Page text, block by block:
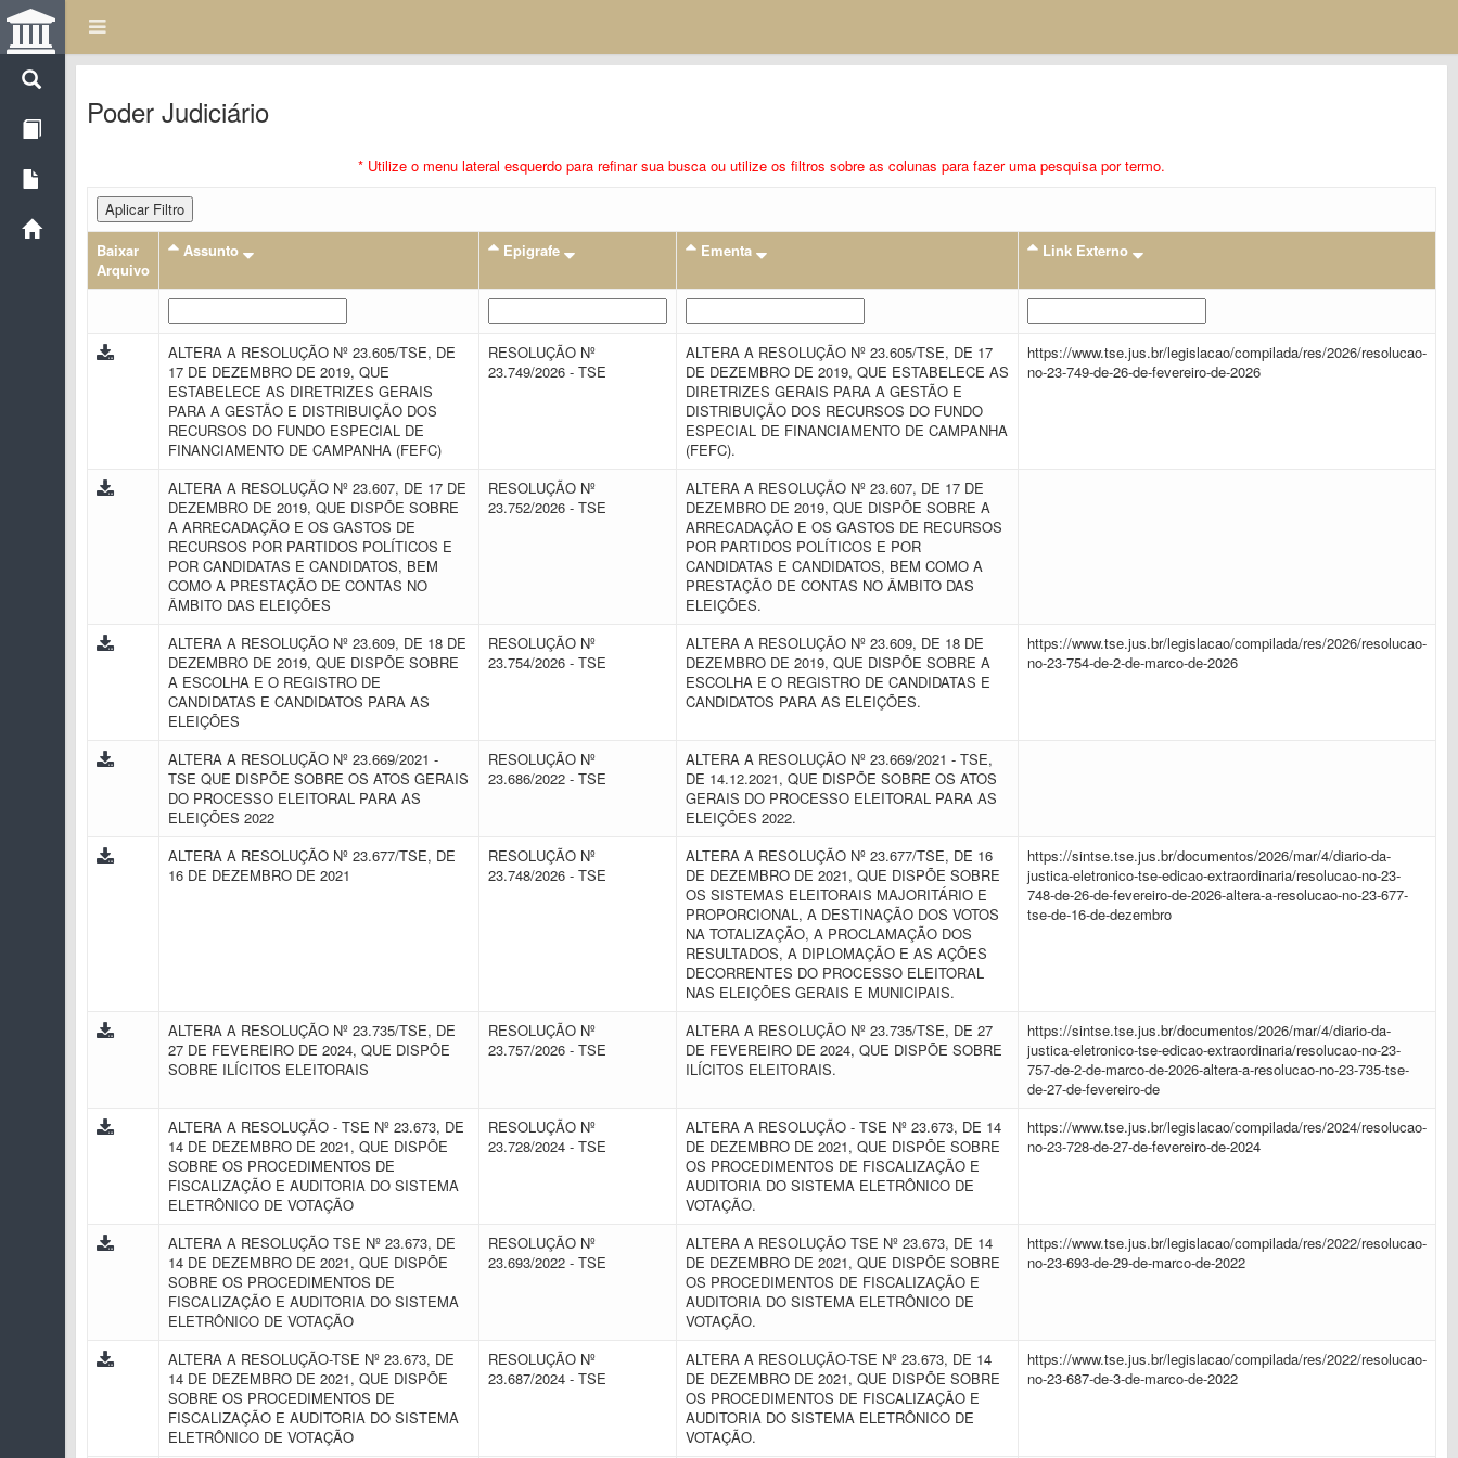
Poder Judiciário
* Utilize o menu lateral esquerdo para refinar sua busca ou utilize os filtros sobre as colunas para fazer uma pesquisa por termo.
Aplicar Filtro
Baixar
Arquivo
Assunto Epigrafe Ementa Link Externo
ALTERA A RESOLUÇÃO Nº 23.605/TSE, DE
17 DE DEZEMBRO DE 2019, QUE
ESTABELECE AS DIRETRIZES GERAIS
PARA A GESTÃO E DISTRIBUIÇÃO DOS
RECURSOS DO FUNDO ESPECIAL DE
FINANCIAMENTO DE CAMPANHA (FEFC)
RESOLUÇÃO Nº
23.749/2026 - TSE
ALTERA A RESOLUÇÃO Nº 23.605/TSE, DE 17
DE DEZEMBRO DE 2019, QUE ESTABELECE AS
DIRETRIZES GERAIS PARA A GESTÃO E
DISTRIBUIÇÃO DOS RECURSOS DO FUNDO
ESPECIAL DE FINANCIAMENTO DE CAMPANHA
(FEFC).
https://www.tse.jus.br/legislacao/compilada/res/2026/resolucao-
no-23-749-de-26-de-fevereiro-de-2026
ALTERA A RESOLUÇÃO Nº 23.607, DE 17 DE
DEZEMBRO DE 2019, QUE DISPÕE SOBRE
A ARRECADAÇÃO E OS GASTOS DE
RECURSOS POR PARTIDOS POLÍTICOS E
POR CANDIDATAS E CANDIDATOS, BEM
COMO A PRESTAÇÃO DE CONTAS NO
ÂMBITO DAS ELEIÇÕES
RESOLUÇÃO Nº
23.752/2026 - TSE
ALTERA A RESOLUÇÃO Nº 23.607, DE 17 DE
DEZEMBRO DE 2019, QUE DISPÕE SOBRE A
ARRECADAÇÃO E OS GASTOS DE RECURSOS
POR PARTIDOS POLÍTICOS E POR
CANDIDATAS E CANDIDATOS, BEM COMO A
PRESTAÇÃO DE CONTAS NO ÂMBITO DAS
ELEIÇÕES.
ALTERA A RESOLUÇÃO Nº 23.609, DE 18 DE
DEZEMBRO DE 2019, QUE DISPÕE SOBRE
A ESCOLHA E O REGISTRO DE
CANDIDATAS E CANDIDATOS PARA AS
ELEIÇÕES
RESOLUÇÃO Nº
23.754/2026 - TSE
ALTERA A RESOLUÇÃO Nº 23.609, DE 18 DE
DEZEMBRO DE 2019, QUE DISPÕE SOBRE A
ESCOLHA E O REGISTRO DE CANDIDATAS E
CANDIDATOS PARA AS ELEIÇÕES.
https://www.tse.jus.br/legislacao/compilada/res/2026/resolucao-
no-23-754-de-2-de-marco-de-2026
ALTERA A RESOLUÇÃO Nº 23.669/2021 -
TSE QUE DISPÕE SOBRE OS ATOS GERAIS
DO PROCESSO ELEITORAL PARA AS
ELEIÇÕES 2022
RESOLUÇÃO Nº
23.686/2022 - TSE
ALTERA A RESOLUÇÃO Nº 23.669/2021 - TSE,
DE 14.12.2021, QUE DISPÕE SOBRE OS ATOS
GERAIS DO PROCESSO ELEITORAL PARA AS
ELEIÇÕES 2022.
ALTERA A RESOLUÇÃO Nº 23.677/TSE, DE
16 DE DEZEMBRO DE 2021
RESOLUÇÃO Nº
23.748/2026 - TSE
ALTERA A RESOLUÇÃO Nº 23.677/TSE, DE 16
DE DEZEMBRO DE 2021, QUE DISPÕE SOBRE
OS SISTEMAS ELEITORAIS MAJORITÁRIO E
PROPORCIONAL, A DESTINAÇÃO DOS VOTOS
NA TOTALIZAÇÃO, A PROCLAMAÇÃO DOS
RESULTADOS, A DIPLOMAÇÃO E AS AÇÕES
DECORRENTES DO PROCESSO ELEITORAL
NAS ELEIÇÕES GERAIS E MUNICIPAIS.
https://sintse.tse.jus.br/documentos/2026/mar/4/diario-da-
justica-eletronico-tse-edicao-extraordinaria/resolucao-no-23-
748-de-26-de-fevereiro-de-2026-altera-a-resolucao-no-23-677-
tse-de-16-de-dezembro
ALTERA A RESOLUÇÃO Nº 23.735/TSE, DE
27 DE FEVEREIRO DE 2024, QUE DISPÕE
SOBRE ILÍCITOS ELEITORAIS
RESOLUÇÃO Nº
23.757/2026 - TSE
ALTERA A RESOLUÇÃO Nº 23.735/TSE, DE 27
DE FEVEREIRO DE 2024, QUE DISPÕE SOBRE
ILÍCITOS ELEITORAIS.
https://sintse.tse.jus.br/documentos/2026/mar/4/diario-da-
justica-eletronico-tse-edicao-extraordinaria/resolucao-no-23-
757-de-2-de-marco-de-2026-altera-a-resolucao-no-23-735-tse-
de-27-de-fevereiro-de
ALTERA A RESOLUÇÃO - TSE Nº 23.673, DE
14 DE DEZEMBRO DE 2021, QUE DISPÕE
SOBRE OS PROCEDIMENTOS DE
FISCALIZAÇÃO E AUDITORIA DO SISTEMA
ELETRÔNICO DE VOTAÇÃO
RESOLUÇÃO Nº
23.728/2024 - TSE
ALTERA A RESOLUÇÃO - TSE Nº 23.673, DE 14
DE DEZEMBRO DE 2021, QUE DISPÕE SOBRE
OS PROCEDIMENTOS DE FISCALIZAÇÃO E
AUDITORIA DO SISTEMA ELETRÔNICO DE
VOTAÇÃO.
https://www.tse.jus.br/legislacao/compilada/res/2024/resolucao-
no-23-728-de-27-de-fevereiro-de-2024
ALTERA A RESOLUÇÃO TSE Nº 23.673, DE
14 DE DEZEMBRO DE 2021, QUE DISPÕE
SOBRE OS PROCEDIMENTOS DE
FISCALIZAÇÃO E AUDITORIA DO SISTEMA
ELETRÔNICO DE VOTAÇÃO
RESOLUÇÃO Nº
23.693/2022 - TSE
ALTERA A RESOLUÇÃO TSE Nº 23.673, DE 14
DE DEZEMBRO DE 2021, QUE DISPÕE SOBRE
OS PROCEDIMENTOS DE FISCALIZAÇÃO E
AUDITORIA DO SISTEMA ELETRÔNICO DE
VOTAÇÃO.
https://www.tse.jus.br/legislacao/compilada/res/2022/resolucao-
no-23-693-de-29-de-marco-de-2022
ALTERA A RESOLUÇÃO-TSE Nº 23.673, DE
14 DE DEZEMBRO DE 2021, QUE DISPÕE
SOBRE OS PROCEDIMENTOS DE
FISCALIZAÇÃO E AUDITORIA DO SISTEMA
ELETRÔNICO DE VOTAÇÃO
RESOLUÇÃO Nº
23.687/2024 - TSE
ALTERA A RESOLUÇÃO-TSE Nº 23.673, DE 14
DE DEZEMBRO DE 2021, QUE DISPÕE SOBRE
OS PROCEDIMENTOS DE FISCALIZAÇÃO E
AUDITORIA DO SISTEMA ELETRÔNICO DE
VOTAÇÃO.
https://www.tse.jus.br/legislacao/compilada/res/2022/resolucao-
no-23-687-de-3-de-marco-de-2022